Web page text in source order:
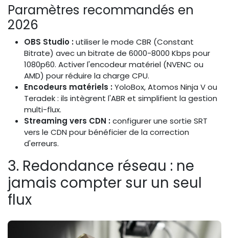
Paramètres recommandés en
2026
OBS Studio :utiliser le mode CBR (Constant
Bitrate) avec un bitrate de 6000-8000 Kbps pour
1080p60. Activer l'encodeur matériel (NVENC ou
AMD) pour réduire la charge CPU.
Encodeurs matériels :YoloBox, Atomos Ninja V ou
Teradek : ils intègrent l'ABR et simplifient la gestion
multi-flux.
Streaming vers CDN :configurer une sortie SRT
vers le CDN pour bénéficier de la correction
d'erreurs.
3. Redondance réseau : ne
jamais compter sur un seul
flux